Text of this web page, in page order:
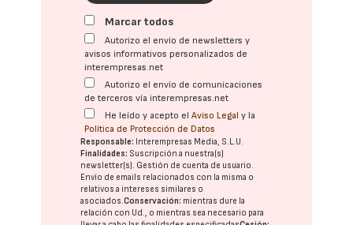
Marcar todos
Autorizo el envío de newsletters y
avisos informativos personalizados de
interempresas.net
Autorizo el envío de comunicaciones
de terceros vía interempresas.net
He leído y acepto elAviso Legal y la
Política de Protección de Datos
Responsable: Interempresas Media, S.L.U.
Finalidades: Suscripción a nuestra(s)
newsletter(s). Gestión de cuenta de usuario.
Envío de emails relacionados con la misma o
relativos a intereses similares o
asociados.Conservación: mientras dure la
relación con Ud., o mientras sea necesario para